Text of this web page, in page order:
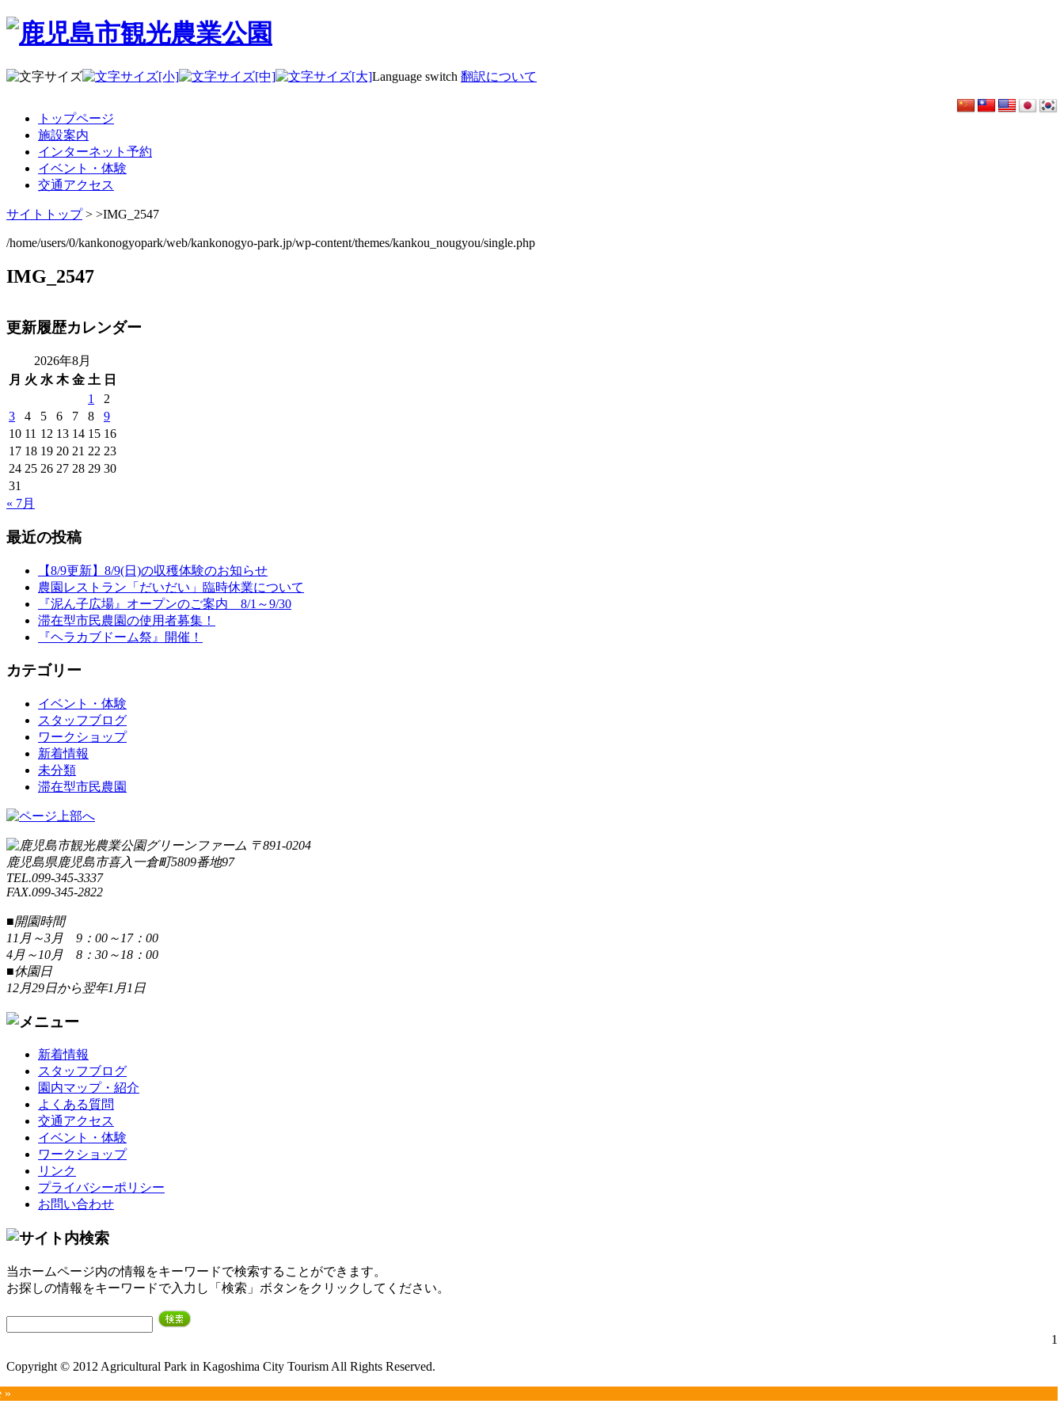
Language switch 翻訳について
トップページ
施設案内
インターネット予約
イベント・体験
交通アクセス
サイトトップ> >IMG_2547
/home/users/0/kankonogyopark/web/kankonogyo-park.jp/wp-content/themes/kankou_nougyou/single.php
IMG_2547
更新履歴カレンダー
2026年8月
月 火 水 木 金 土 日
1
2
3
4 5 6 7 8
9
10 11 12 13 14 15 16
17 18 19 20 21 22 23
24 25 26 27 28 29 30
31
« 7月
最近の投稿
【8/9更新】8/9(日)の収穫体験のお知らせ
農園レストラン「だいだい」臨時休業について
『泥ん子広場』オープンのご案内 8/1～9/30
滞在型市民農園の使用者募集！
『ヘラカブドーム祭』開催！
カテゴリー
イベント・体験
スタッフブログ
ワークショップ
新着情報
未分類
滞在型市民農園
〒891-0204
鹿児島県鹿児島市喜入一倉町5809番地97
TEL.099-345-3337
FAX.099-345-2822
■開園時間
11月～3月 9：00～17：00
4月～10月 8：30～18：00
■休園日
12月29日から翌年1月1日
新着情報
スタッフブログ
園内マップ・紹介
よくある質問
交通アクセス
イベント・体験
ワークショップ
リンク
プライバシーポリシー
お問い合わせ
当ホームページ内の情報をキーワードで検索することができます。
お探しの情報をキーワードで入力し「検索」ボタンをクリックしてください。
1
Copyright © 2012 Agricultural Park in Kagoshima City Tourism All Rights Reserved.
»